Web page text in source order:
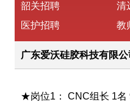
韶关招聘
清
医护招聘
教
广东爱沃硅胶科技有限
★岗位1： CNC组长 1名